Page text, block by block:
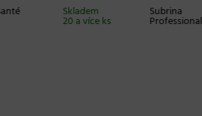
Subrina
Professional
Skladem
20 a více ks